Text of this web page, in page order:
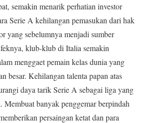
semakin menarik perhatian investor
Serie A kehilangan pemasukan dari hak
yang sebelumnya menjadi sumber
klub-klub di Italia semakin
menggaet pemain kelas dunia yang
besar. Kehilangan talenta papan atas
daya tarik Serie A sebagai liga yang
Membuat banyak penggemar berpindah
persaingan ketat dan para